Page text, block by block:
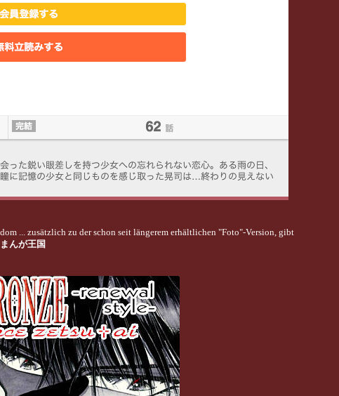
... zusätzlich zu der schon seit längerem erhältlichen "Foto"-Version, gibt
まんが王国